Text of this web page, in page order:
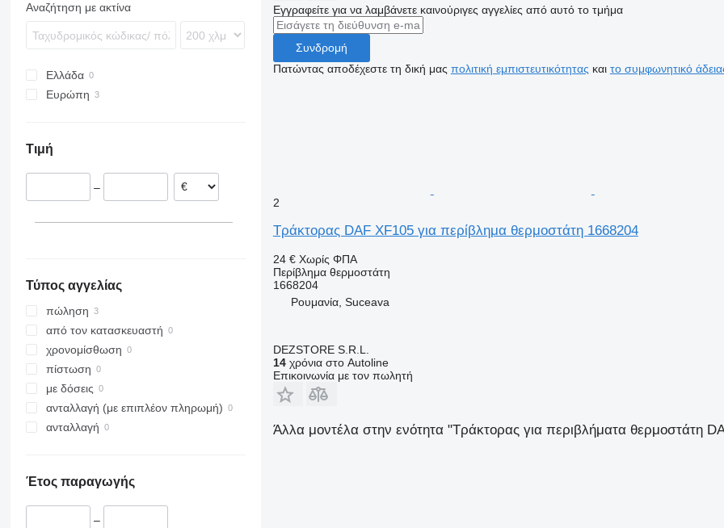
Αναζήτηση με ακτίνα
Ελλάδα
Ευρώπη
Τιμή
–
Τύπος αγγελίας
πώληση
από τον κατασκευαστή
χρονομίσθωση
πίστωση
με δόσεις
ανταλλαγή (με επιπλέον πληρωμή)
ανταλλαγή
Έτος παραγωγής
–
Εγγραφείτε για να λαμβάνετε καινούριγες αγγελίες από αυτό το τμήμα
Συνδρομή
Πατώντας αποδέχεστε τη δική μας πολιτική εμπιστευτικότητας και το συμφωνητικό
2
Τράκτορας DAF XF105 για περίβλημα θερμοστάτη 1668204
24 € Χωρίς ΦΠΑ
Περίβλημα θερμοστάτη
1668204
Ρουμανία, Suceava
DEZSTORE S.R.L.
14χρόνια στο Autoline
Επικοινωνία με τον πωλητή
Άλλα μοντέλα στην ενότητα "Τράκτορας για περιβλήματα θερμοστάτη